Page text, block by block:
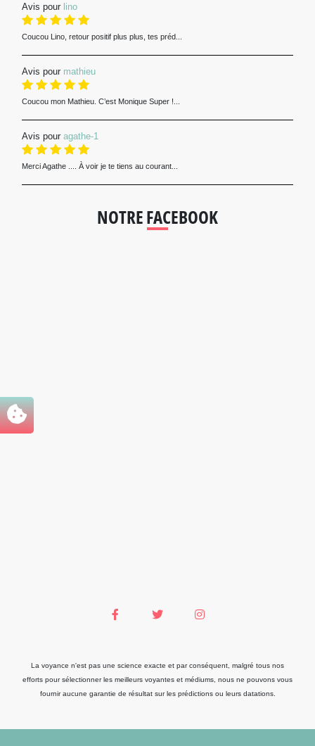
Avis pour lino
Coucou Lino, retour positif plus plus, tes préd...
Avis pour mathieu
Coucou mon Mathieu. C’est Monique Super !...
Avis pour agathe-1
Merci Agathe .... À voir je te tiens au courant...
NOTRE FACEBOOK
La voyance n'est pas une science exacte et par conséquent, malgré tous nos
efforts pour sélectionner les meilleurs voyantes et médiums, nous ne pouvons vous
fournir aucune garantie de résultat sur les prédictions ou leurs datations.